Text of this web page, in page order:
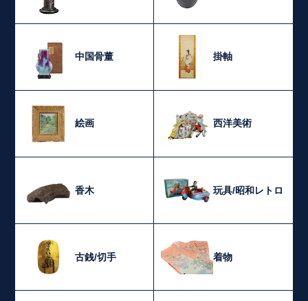
中国骨董 掛軸
絵画 西洋美術
香木 玩具/昭和レトロ
古銭/切手 着物